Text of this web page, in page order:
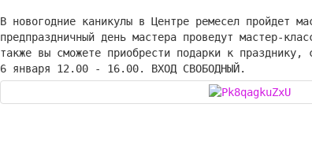
В новогодние каникулы в Центре ремесел пройдет
предпраздничный день мастера проведут мастер-
также вы сможете приобрести подарки к празднику,
6 января 12.00 - 16.00. ВХОД СВОБОДНЫЙ.